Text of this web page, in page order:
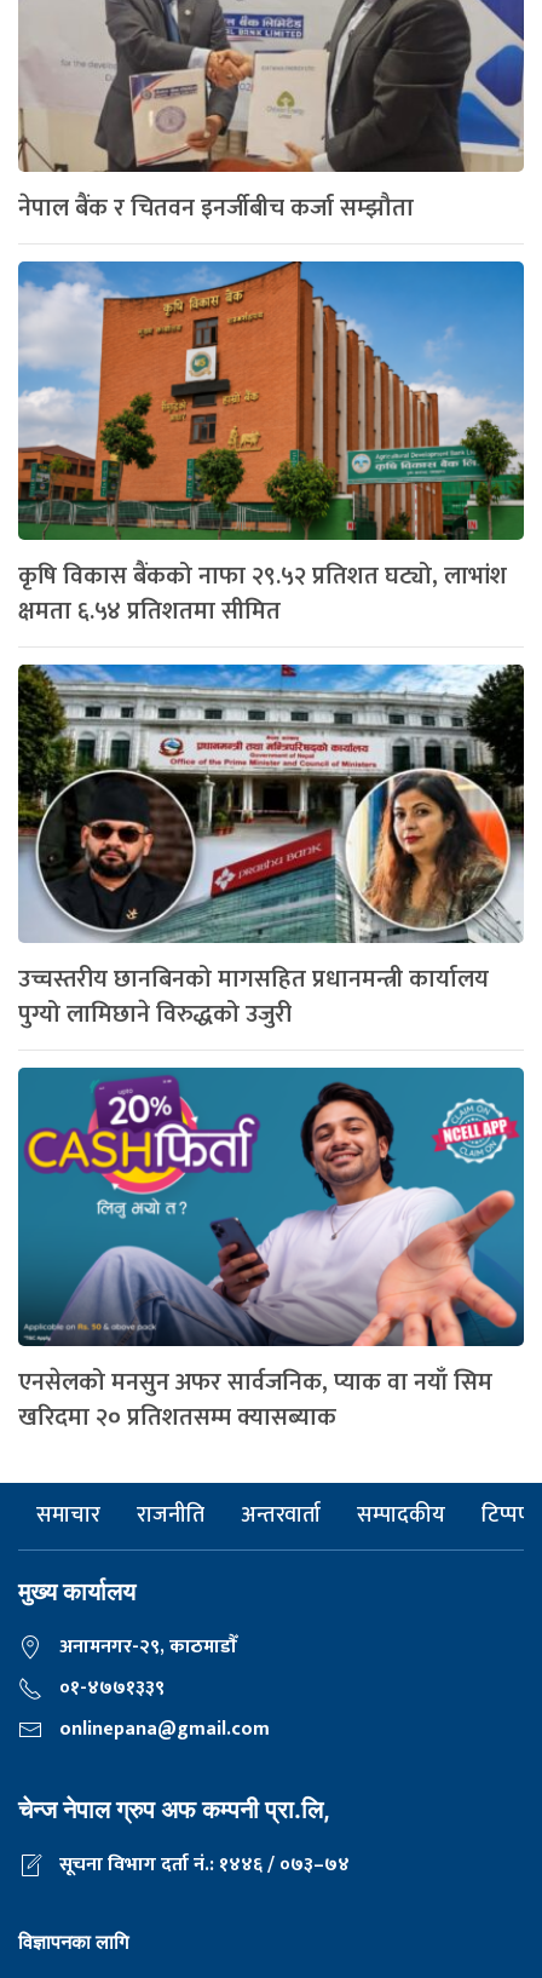
नेपाल बैंक र चितवन इनर्जीबीच कर्जा सम्झौता
कृषि विकास बैंकको नाफा २९.५२ प्रतिशत घट्यो, लाभांश
क्षमता ६.५४ प्रतिशतमा सीमित
उच्चस्तरीय छानबिनको मागसहित प्रधानमन्त्री कार्यालय
पुग्यो लामिछाने विरुद्धको उजुरी
एनसेलको मनसुन अफर सार्वजनिक, प्याक वा नयाँ सिम
खरिदमा २० प्रतिशतसम्म क्यासब्याक
समाचार राजनीति अन्तरवार्ता सम्पादकीय टिप्पणी
मुख्य कार्यालय
अनामनगर-२९, काठमाडाैँ
०१-४७७१३३९
onlinepana@gmail.com
चेन्ज नेपाल ग्रुप अफ कम्पनी प्रा.लि,
सूचना विभाग दर्ता नं.: १४४६ / ०७३–७४
विज्ञापनका लागि